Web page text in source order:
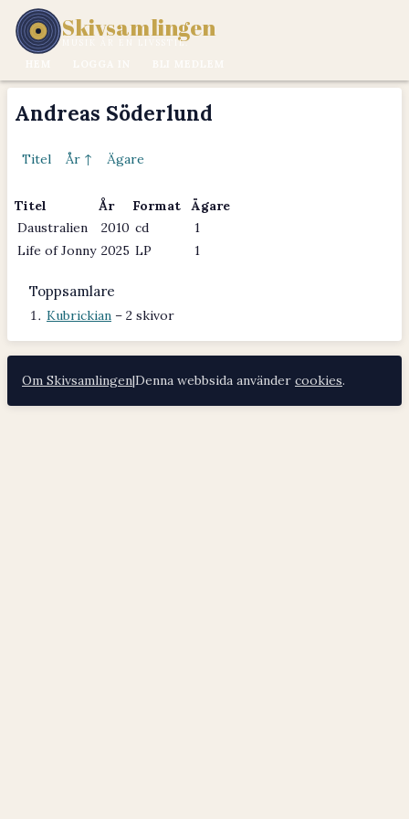
Skivsamlingen
MUSIK ÄR EN LIVSSTIL.
Andreas Söderlund
Titel År ↑ Ägare
Titel År Format
Ägare
Daustralien
2010 cd
1
Life of Jonny 2025 LP 1
Toppsamlare
Kubrickian – 2 skivor
Om Skivsamlingen|Denna webbsida använder cookies.